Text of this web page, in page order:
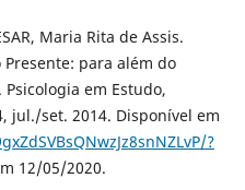
Maria Rita de Assis.
para além do
em Estudo,
jul./set. 2014. Disponível em
?
12/05/2020.